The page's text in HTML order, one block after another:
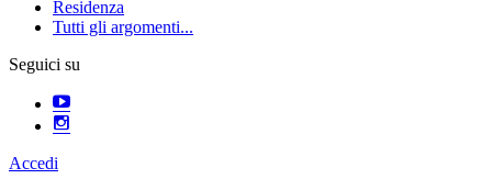
Residenza
Tutti gli argomenti...
Seguici su
Accedi